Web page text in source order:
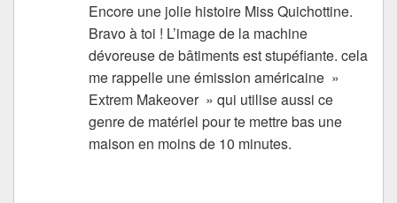
Encore une jolie histoire Miss Quichottine.
Bravo à toi ! L’image de la machine
dévoreuse de bâtiments est stupéfiante. cela
me rappelle une émission américaine »
Extrem Makeover » qui utilise aussi ce
genre de matériel pour te mettre bas une
maison en moins de 10 minutes.